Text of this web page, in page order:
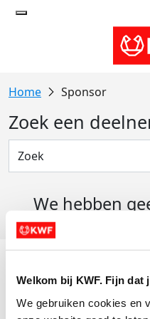
Welkom bij KWF. Fijn dat
We gebruiken cookies en
Sponsor
Zoek een
We hebben
Actiematerialen
Evenementen